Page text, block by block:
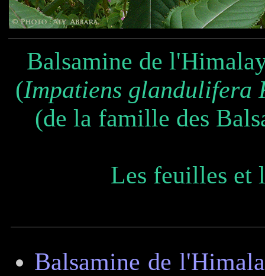
Balsamine de
(Impatiens glandulifera
(de la famille des
Les feuilles et
Balsamine de